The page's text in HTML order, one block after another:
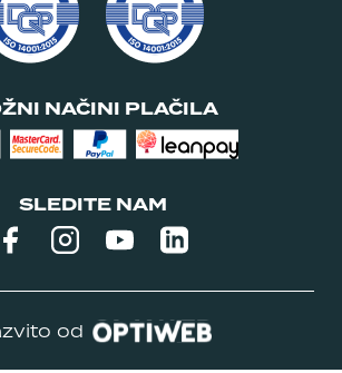
NAČINI PLAČILA
SLEDITE NAM
od